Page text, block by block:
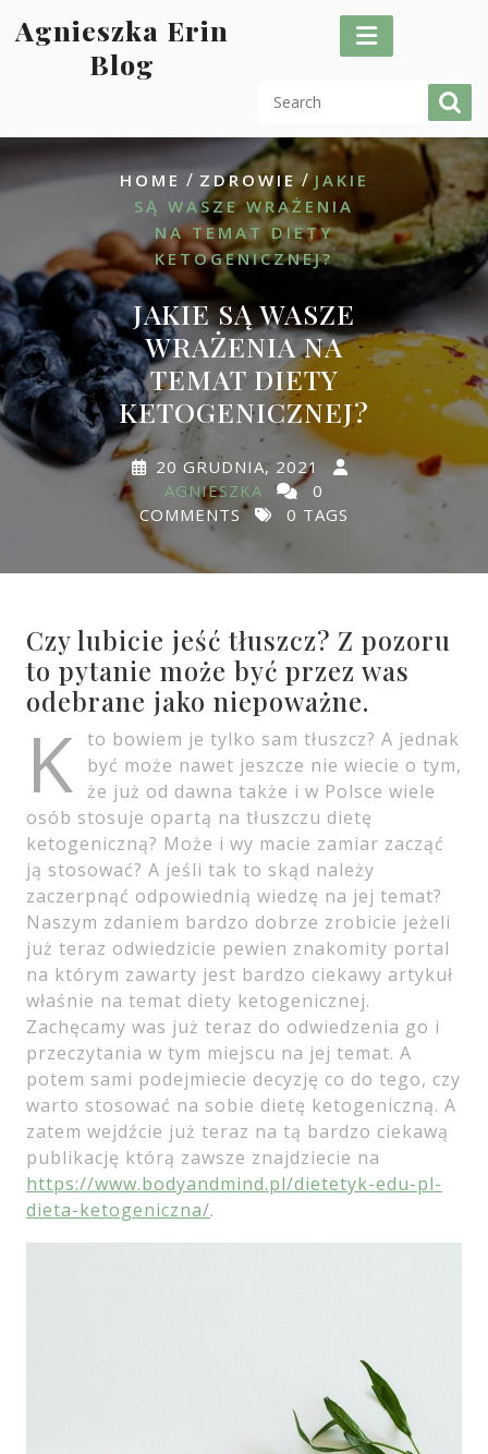
toAgnieszka Erin
Blog
HOME / ZDROWIE/ JAKIE
SĄ WASZE WRAŻENIA
NA TEMAT DIETY
KETOGENICZNEJ?
JAKIE SĄ WASZE
WRAŻENIA NA
TEMAT DIETY
KETOGENICZNEJ?
20 GRUDNIA, 2021
AGNIESZKA
0
COMMENTS
0 TAGS
Czy lubicie jeść tłuszcz? Z pozoru
to pytanie może być przez was
odebrane jako niepoważne.
K to bowiem je tylko sam tłuszcz? A jednak
być może nawet jeszcze nie wiecie o tym,
że już od dawna także i w Polsce wiele
osób stosuje opartą na tłuszczu dietę
ketogeniczną? Może i wy macie zamiar zacząć
ją stosować? A jeśli tak to skąd należy
zaczerpnąć odpowiednią wiedzę na jej temat?
Naszym zdaniem bardzo dobrze zrobicie jeżeli
już teraz odwiedzicie pewien znakomity portal
na którym zawarty jest bardzo ciekawy artykuł
właśnie na temat diety ketogenicznej.
Zachęcamy was już teraz do odwiedzenia go i
przeczytania w tym miejscu na jej temat. A
potem sami podejmiecie decyzję co do tego, czy
warto stosować na sobie dietę ketogeniczną. A
zatem wejdźcie już teraz na tą bardzo ciekawą
publikację którą zawsze znajdziecie na
https://www.bodyandmind.pl/dietetyk-edu-pl-
dieta-ketogeniczna/.